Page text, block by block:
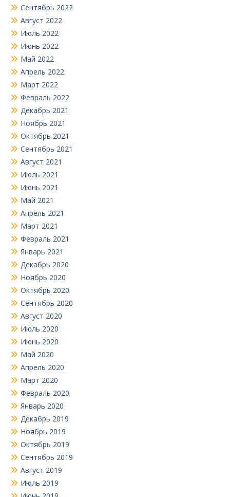
Сентябрь 2022
Август 2022
Июль 2022
Июнь 2022
Май 2022
Апрель 2022
Март 2022
Февраль 2022
Декабрь 2021
Ноябрь 2021
Октябрь 2021
Сентябрь 2021
Август 2021
Июль 2021
Июнь 2021
Май 2021
Апрель 2021
Март 2021
Февраль 2021
Январь 2021
Декабрь 2020
Ноябрь 2020
Октябрь 2020
Сентябрь 2020
Август 2020
Июль 2020
Июнь 2020
Май 2020
Апрель 2020
Март 2020
Февраль 2020
Январь 2020
Декабрь 2019
Ноябрь 2019
Октябрь 2019
Сентябрь 2019
Август 2019
Июль 2019